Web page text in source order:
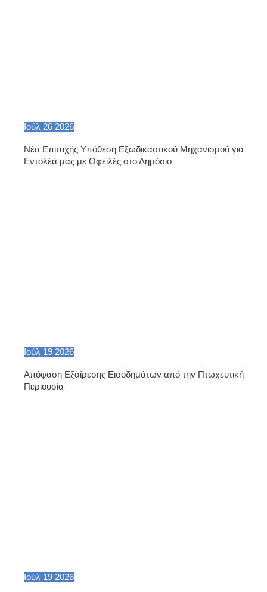
Ιούλ 26 2026
Νέα Επιτυχής Υπόθεση Εξωδικαστικού Μηχανισμού για
Εντολέα μας με Οφειλές στο Δημόσιο
Ιούλ 19 2026
Απόφαση Εξαίρεσης Εισοδημάτων από την Πτωχευτική
Περιουσία
Ιούλ 19 2026